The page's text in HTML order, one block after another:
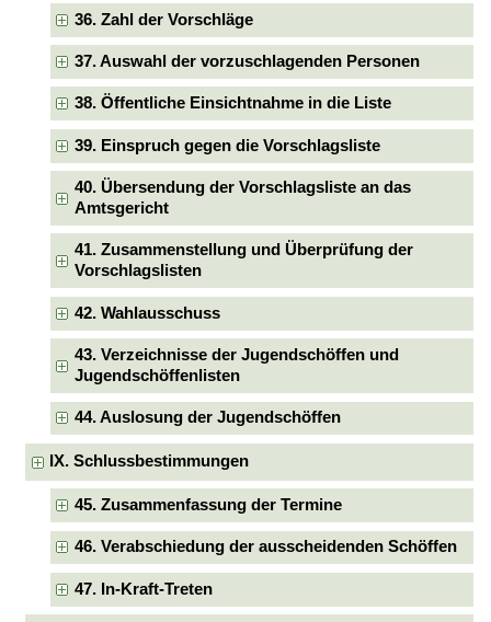
36. Zahl der Vorschläge
37. Auswahl der vorzuschlagenden Personen
38. Öffentliche Einsichtnahme in die Liste
39. Einspruch gegen die Vorschlagsliste
40. Übersendung der Vorschlagsliste an das
Amtsgericht
41. Zusammenstellung und Überprüfung der
Vorschlagslisten
42. Wahlausschuss
43. Verzeichnisse der Jugendschöffen und
Jugendschöffenlisten
44. Auslosung der Jugendschöffen
IX. Schlussbestimmungen
45. Zusammenfassung der Termine
46. Verabschiedung der ausscheidenden Schöffen
47. In-Kraft-Treten